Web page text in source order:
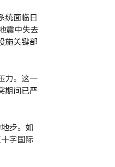
统面临日
震中失去
施关键部
力。这一
期间已严
步。如
字国际